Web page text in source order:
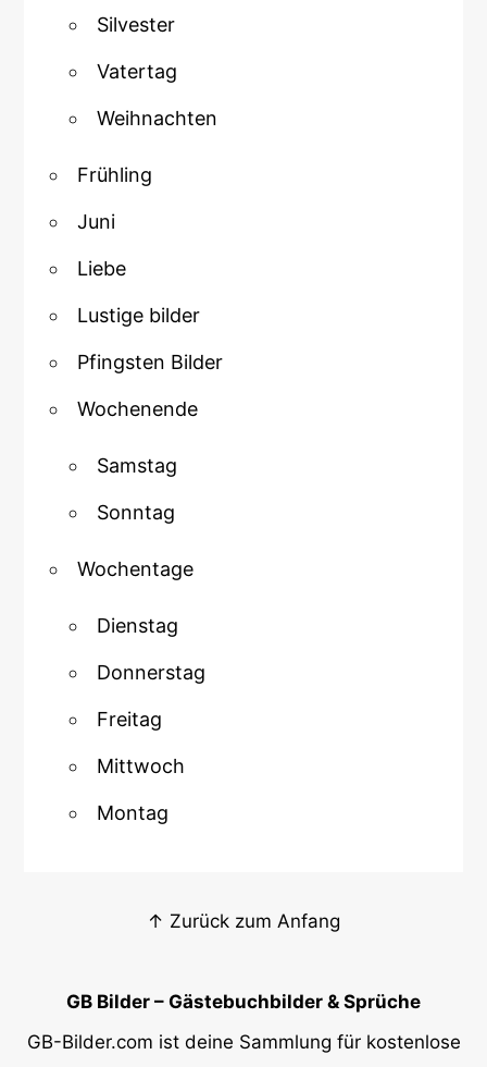
Silvester
Vatertag
Weihnachten
Frühling
Juni
Liebe
Lustige bilder
Pfingsten Bilder
Wochenende
Samstag
Sonntag
Wochentage
Dienstag
Donnerstag
Freitag
Mittwoch
Montag
↑ Zurück zum Anfang
GB Bilder – Gästebuchbilder & Sprüche
GB-Bilder.com ist deine Sammlung für kostenlose